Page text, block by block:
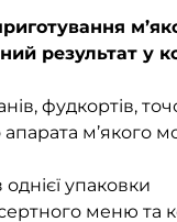
результат у
фудкортів,
м’якого
упаковки
меню та